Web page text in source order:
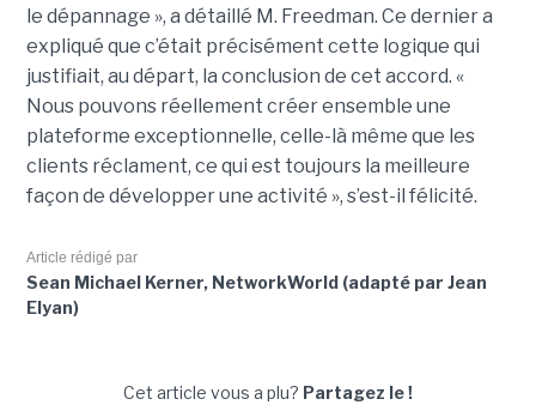
le dépannage », a détaillé M. Freedman. Ce dernier a
expliqué que c’était précisément cette logique qui
justifiait, au départ, la conclusion de cet accord. «
Nous pouvons réellement créer ensemble une
plateforme exceptionnelle, celle-là même que les
clients réclament, ce qui est toujours la meilleure
façon de développer une activité », s’est-il félicité.
Article rédigé par
Sean Michael Kerner, NetworkWorld (adapté par Jean
Elyan)
Cet article vous a plu? Partagez le !